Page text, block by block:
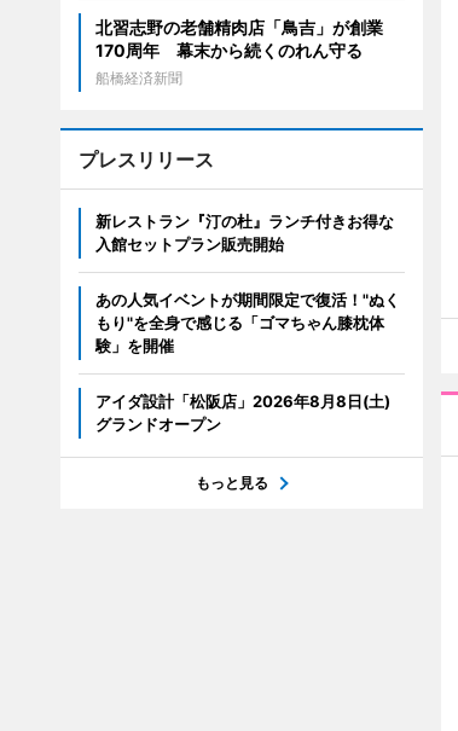
北習志野の老舗精肉店「鳥吉」が創業
170周年 幕末から続くのれん守る
船橋経済新聞
プレスリリース
新レストラン『汀の杜』ランチ付きお得な
入館セットプラン販売開始
あの人気イベントが期間限定で復活！"ぬく
もり"を全身で感じる「ゴマちゃん膝枕体
験」を開催
アイダ設計「松阪店」2026年8月8日(土)
グランドオープン
もっと見る